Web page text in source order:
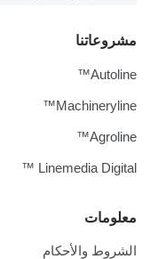
معلومات
الشروط والأحكام
مشروعاتنا
Autoline™
Machineryline™
Agroline™
Linemedia Digital ™